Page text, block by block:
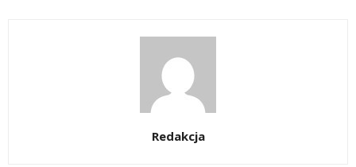
Redakcja